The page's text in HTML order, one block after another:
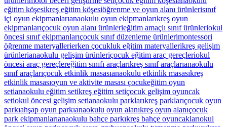
eğitim köşesikreş eğitim köşesiöğrenme ve oyun alanı ürünlerisınıf
içi oyun ekipmanlarıanaokulu oyun ekipmanlarıkreş oyun
ekipmanlarıçocuk oyun alanı ürünlerieğitim amaçlı sınıf ürünleriokul
öncesi sınıf ekipmanlarıçocuk sınıf düzenleme ürünlerimontessori
öğrenme materyallerierken çocukluk eğitim materyallerikreş gelişim
ürünlerianaokulu gelişim ürünleriçocuk eğitim araç gereçleriokul
öncesi araç gereçlereğitim sınıfı araçlarıkreş sınıf araçlarıanaokulu
sınıf araçlarıçocuk etkinlik masasıanaokulu etkinlik masasıkreş
etkinlik masasıoyun ve aktivite masası çocukeğitim oyun
setianaokulu eğitim setikreş eğitim setiçocuk gelişim oyuncak
setiokul öncesi gelişim setianaokulu parklarıkreş parklarıçocuk oyun
parkıahşap oyun parkıanaokulu oyun alanıkreş oyun alanıçocuk
park ekipmanlarıanaokulu bahçe parkıkreş bahçe oyuncaklarıokul